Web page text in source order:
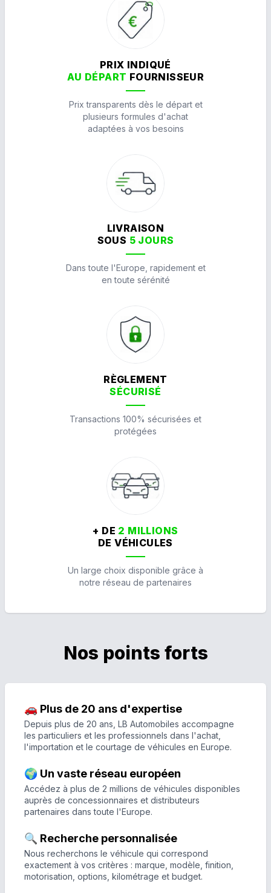
PRIX INDIQUÉ
AU DÉPART FOURNISSEUR
Prix transparents dès le départ et
plusieurs formules d'achat
adaptées à vos besoins
LIVRAISON
SOUS 5 JOURS
Dans toute l'Europe, rapidement et
en toute sérénité
RÈGLEMENT
SÉCURISÉ
Transactions 100% sécurisées et
protégées
+ DE 2 MILLIONS
DE VÉHICULES
Un large choix disponible grâce à
notre réseau de partenaires
Nos points forts
🚗 Plus de 20 ans d'expertise
Depuis plus de 20 ans, LB Automobiles accompagne
les particuliers et les professionnels dans l'achat,
l'importation et le courtage de véhicules en Europe.
🌍 Un vaste réseau européen
Accédez à plus de 2 millions de véhicules disponibles
auprès de concessionnaires et distributeurs
partenaires dans toute l'Europe.
🔍 Recherche personnalisée
Nous recherchons le véhicule qui correspond
exactement à vos critères : marque, modèle, finition,
motorisation, options, kilométrage et budget.